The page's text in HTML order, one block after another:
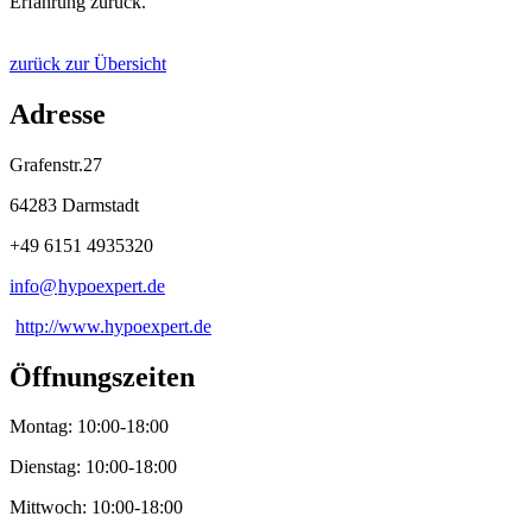
zurück zur Übersicht
Adresse
Grafenstr.27
64283 Darmstadt
+49 6151 4935320
info@hypoexpert.de
http://www.hypoexpert.de
Öffnungszeiten
Montag: 10:00-18:00
Dienstag: 10:00-18:00
Mittwoch: 10:00-18:00